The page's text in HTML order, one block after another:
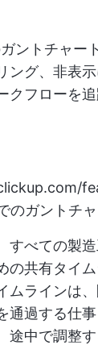
ントチャー
ング、非表
クフローを
のガントチ
すべての製
の共有タイ
ムラインは、
通過する仕
途中で調整す